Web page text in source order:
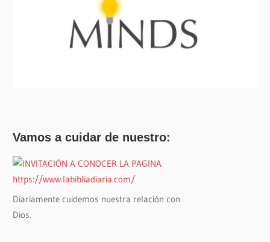
Vamos a cuidar de nuestro:
Diariamente cuidemos nuestra relación con
Dios.